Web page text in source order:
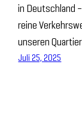
in Deutschland
reine
unseren
Juli 25, 2025